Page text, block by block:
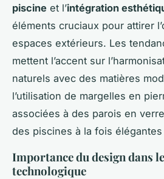
piscine et l’intégration
éléments cruciaux pour attirer
espaces extérieurs. Les
mettent l’accent sur
naturels avec des matières
l’utilisation de margelles en
associées à des parois en
des piscines à la fois
Importance du design dans
technologique